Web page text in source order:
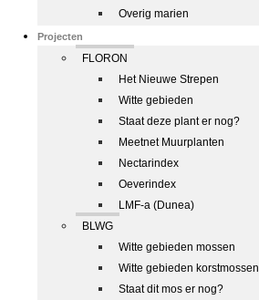
Overig marien
Projecten
FLORON
Het Nieuwe Strepen
Witte gebieden
Staat deze plant er nog?
Meetnet Muurplanten
Nectarindex
Oeverindex
LMF-a (Dunea)
BLWG
Witte gebieden mossen
Witte gebieden korstmossen
Staat dit mos er nog?